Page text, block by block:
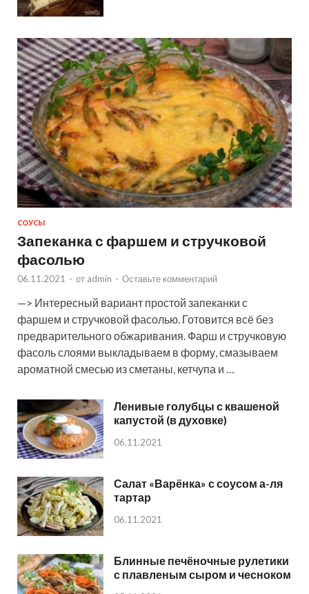
СОУСЫ
Запеканка с фаршем и стручковой
фасолью
06.11.2021 - от admin - Оставьте комментарий
—> Интересный вариант простой запеканки с
фаршем и стручковой фасолью. Готовится всё без
предварительного обжаривания. Фарш и стручковую
фасоль слоями выкладываем в форму, смазываем
ароматной смесью из сметаны, кетчупа и …
Ленивые голубцы с квашеной
капустой (в духовке)
06.11.2021
Салат «Варёнка» с соусом а-ля
тартар
06.11.2021
Блинные печёночные рулетики
с плавленым сыром и чесноком